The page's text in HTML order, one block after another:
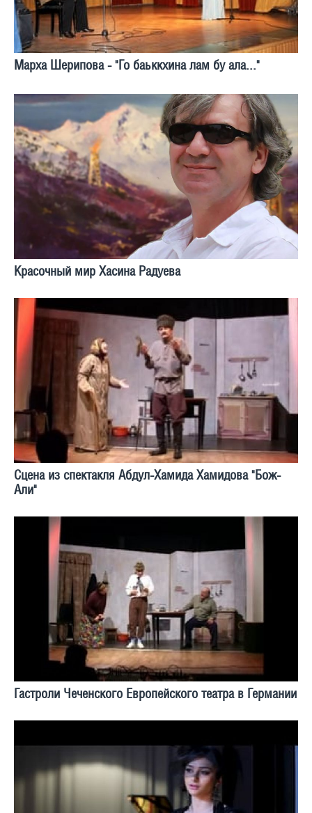
Марха Шерипова - "Го баьккхина лам бу ала..."
Красочный мир Хасина Радуева
Сцена из спектакля Абдул-Хамида Хамидова "Бож-
Али"
Гастроли Чеченского Европейского театра в Германии